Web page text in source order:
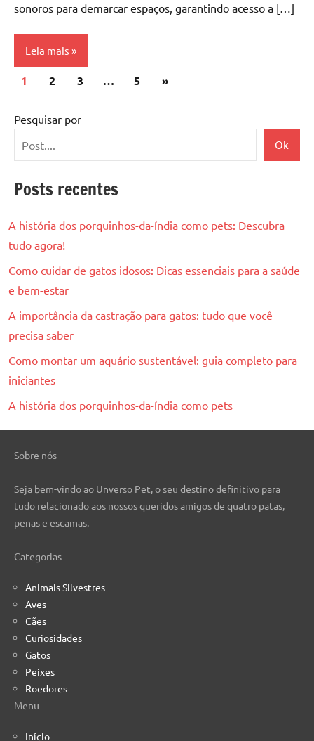
sonoros para demarcar espaços, garantindo acesso a […]
Leia mais
Paginação
posts
1 2 3 … 5
Post
»
Pesquisar por
Ok
Posts recentes
A história dos porquinhos-da-índia como pets: Descubra
tudo agora!
Como cuidar de gatos idosos: Dicas essenciais para a saúde
e bem-estar
A importância da castração para gatos: tudo que você
precisa saber
Como montar um aquário sustentável: guia completo para
iniciantes
A história dos porquinhos-da-índia como pets
Sobre nós
Seja bem-vindo ao Unverso Pet, o seu destino definitivo para
tudo relacionado aos nossos queridos amigos de quatro patas,
penas e escamas.
Categorias
Animais Silvestres
Aves
Cães
Curiosidades
Gatos
Peixes
Roedores
Menu
Início